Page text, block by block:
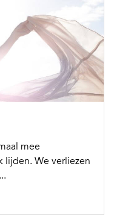
mee
lijden. We verliezen